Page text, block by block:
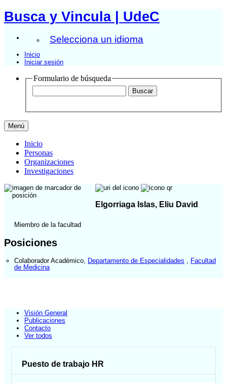
Busca y Vincula | UdeC
Selecciona un idioma
Inicio
Iniciar sesión
Formulario de búsqueda
Menú
Inicio
Personas
Organizaciones
Investigaciones
Elgorriaga Islas, Eliu David
Miembro de la facultad
Posiciones
Colaborador Académico Departamento de Especialidades
Facultad
de Medicina
Visión General
Publicaciones
Contacto
Ver todos
Puesto de trabajo HR